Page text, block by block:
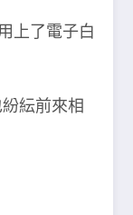
上了電子白
紜前來相